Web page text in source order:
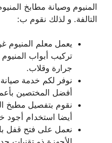
المنيوم وصيانة مطابخ
التالفة. و لذلك نقوم ب:
يعمل معلم المنيوم
تركيب أبواب
جرارة وقلاب.
نوفر لكم خدمة صيانة
أفضل المختصين
نقوم بتفصيل مطبخ
أيضا استخدام أجود
نعمل على فتح قفل